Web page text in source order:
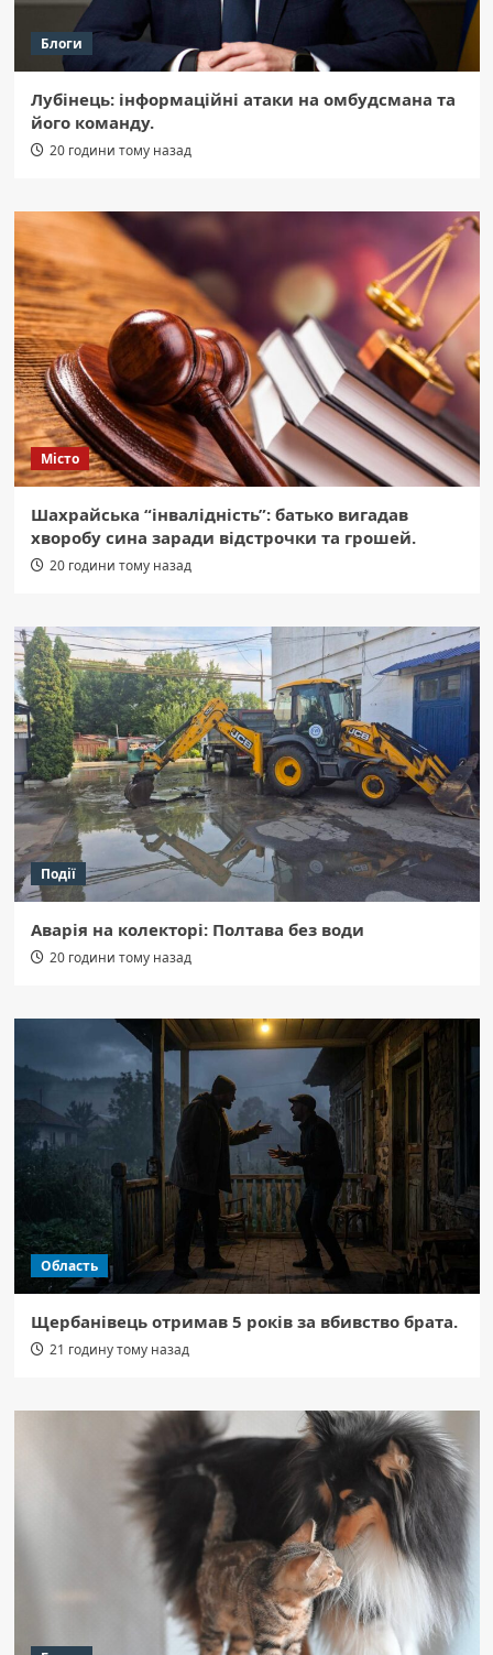
Блоги
Лубінець: інформаційні атаки на омбудсмана та
його команду.
20 години тому назад
Місто
Шахрайська “інвалідність”: батько вигадав
хворобу сина заради відстрочки та грошей.
20 години тому назад
Події
Аварія на колекторі: Полтава без води
20 години тому назад
Область
Щербанівець отримав 5 років за вбивство брата.
21 годину тому назад